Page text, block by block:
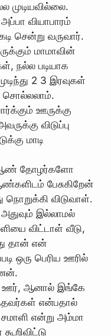
முடியவில்லை.
வியாபாரம்
சென்று வருவார்.
மாமாவின்
நல்ல படியாக
2 3 இரவுகள்
சொல்லலாம்.
ஊருக்கு
விடுப்பு
மாடி
ஆண் தோழர்களோ
பேசுகிறேன்
நொறுக்கி விடுவாள்.
இல்லாமல்
விட்டாள் வீடு,
தான் என்
ஒரு பெரிய ஊரில்
ஊர், ஆனால் இங்கே
என்பதால்
என்று அம்மா